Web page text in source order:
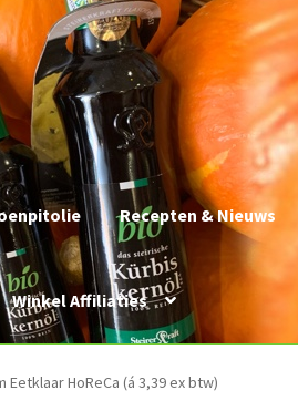
Recepten & Nieuws
Winkel Affiliaties
HoReCa (á 3,39 ex btw)